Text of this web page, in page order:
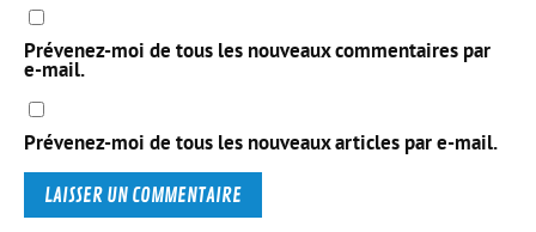
Prévenez-moi de tous les nouveaux commentaires par
e-mail.
Prévenez-moi de tous les nouveaux articles par e-mail.